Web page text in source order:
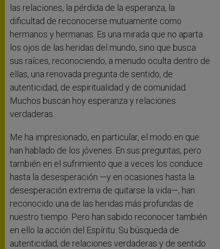
las relaciones, la pérdida de la esperanza, la
dificultad de reconocerse mutuamente como
hermanos y hermanas. Es una mirada que no aparta
los ojos de las heridas del mundo, sino que busca
sus raíces, reconociendo, a menudo oculta dentro de
ellas, una renovada pregunta de sentido, de
autenticidad, de espiritualidad y de comunidad.
Muchos buscan hoy esperanza y relaciones
verdaderas.
Me ha impresionado, en particular, el modo en que
han hablado de los jóvenes. En sus preguntas, pero
también en el sufrimiento que a veces los conduce
hasta la desesperación —y en ocasiones hasta la
desesperación extrema de quitarse la vida—, han
reconocido una de las heridas más profundas de
nuestro tiempo. Pero han sabido reconocer también
en ello la acción del Espíritu. Su búsqueda de
autenticidad, de relaciones verdaderas y de sentido